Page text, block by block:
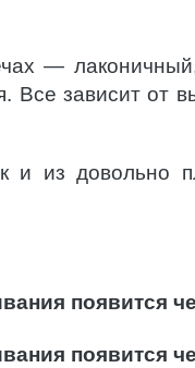
—
Все зависит от
и из довольно
появится
появится